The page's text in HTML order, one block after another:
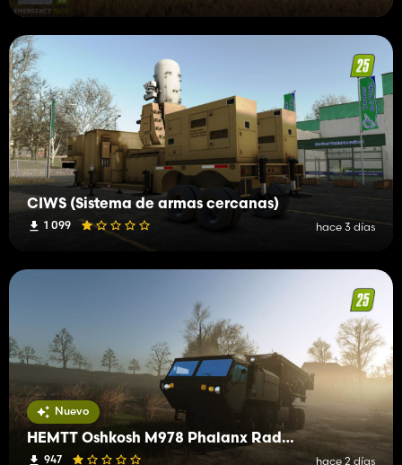
CIWS (Sistema de armas cercanas)
1 099 hace 3 días
Nuevo
HEMTT Oshkosh M978 Phalanx Radar Base
947 hace 2 días